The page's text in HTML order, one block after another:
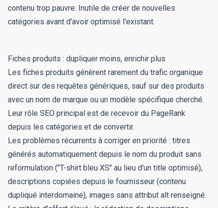
contenu trop pauvre. Inutile de créer de nouvelles
catégories avant d'avoir optimisé l'existant.
Fiches produits : dupliquer moins, enrichir plus
Les fiches produits génèrent rarement du trafic organique
direct sur des requêtes génériques, sauf sur des produits
avec un nom de marque ou un modèle spécifique cherché.
Leur rôle SEO principal est de recevoir du PageRank
depuis les catégories et de convertir.
Les problèmes récurrents à corriger en priorité : titres
générés automatiquement depuis le nom du produit sans
reformulation ("T-shirt bleu XS" au lieu d'un title optimisé),
descriptions copiées depuis le fournisseur (contenu
dupliqué interdomaine), images sans attribut alt renseigné.